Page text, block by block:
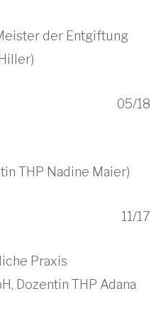
der Entgiftung
05/18
THP Nadine Maier)
11/17
Praxis
Dozentin THP Adana